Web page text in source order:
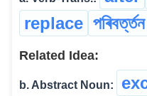
replace
Related Idea:
b. Abstract Noun: